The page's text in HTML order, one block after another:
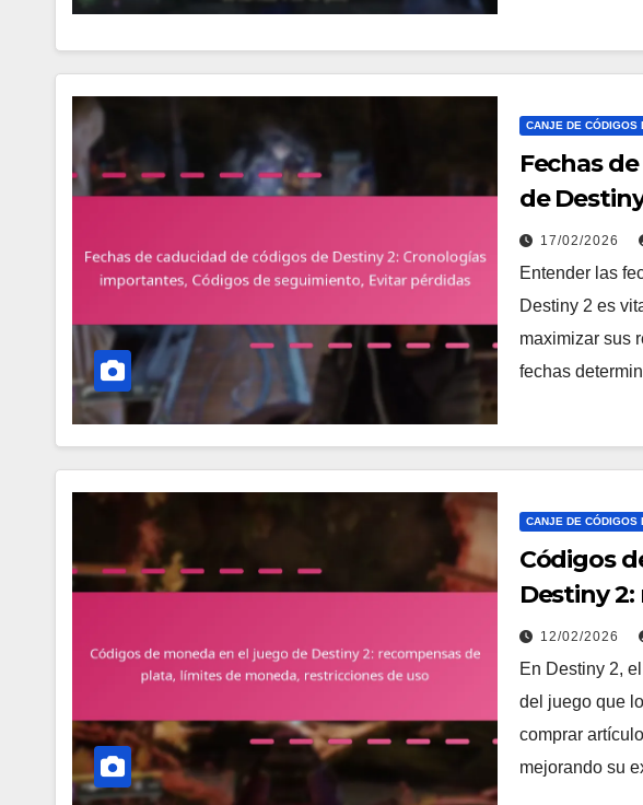
CANJE DE CÓDIGOS
Fechas
de
17/02/2026
Entender las
Destiny 2 es
maximizar sus
fechas
CANJE DE CÓDIGOS
Códigos
Destiny
límites de
de uso
12/02/2026
En Destiny 2,
del juego que
comprar
mejorando su